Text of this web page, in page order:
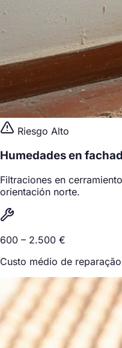
Riesgo Alto
Humedades en
Filtraciones en
orientación norte.
600 – 2.500 €
Custo médio de reparação